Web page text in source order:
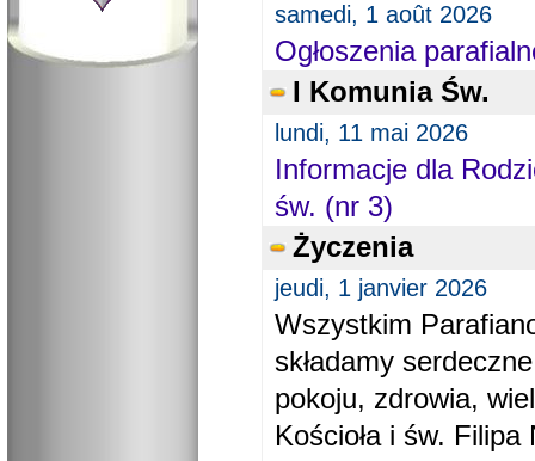
samedi, 1 août 2026
Ogłoszenia
I Komunia Św.
lundi, 11 mai 2026
Informacje dla
św. (nr 3)
Życzenia
jeudi, 1 janvier 2026
Wszystkim
składamy
pokoju, zdrowia,
Kościoła i św. Filipa